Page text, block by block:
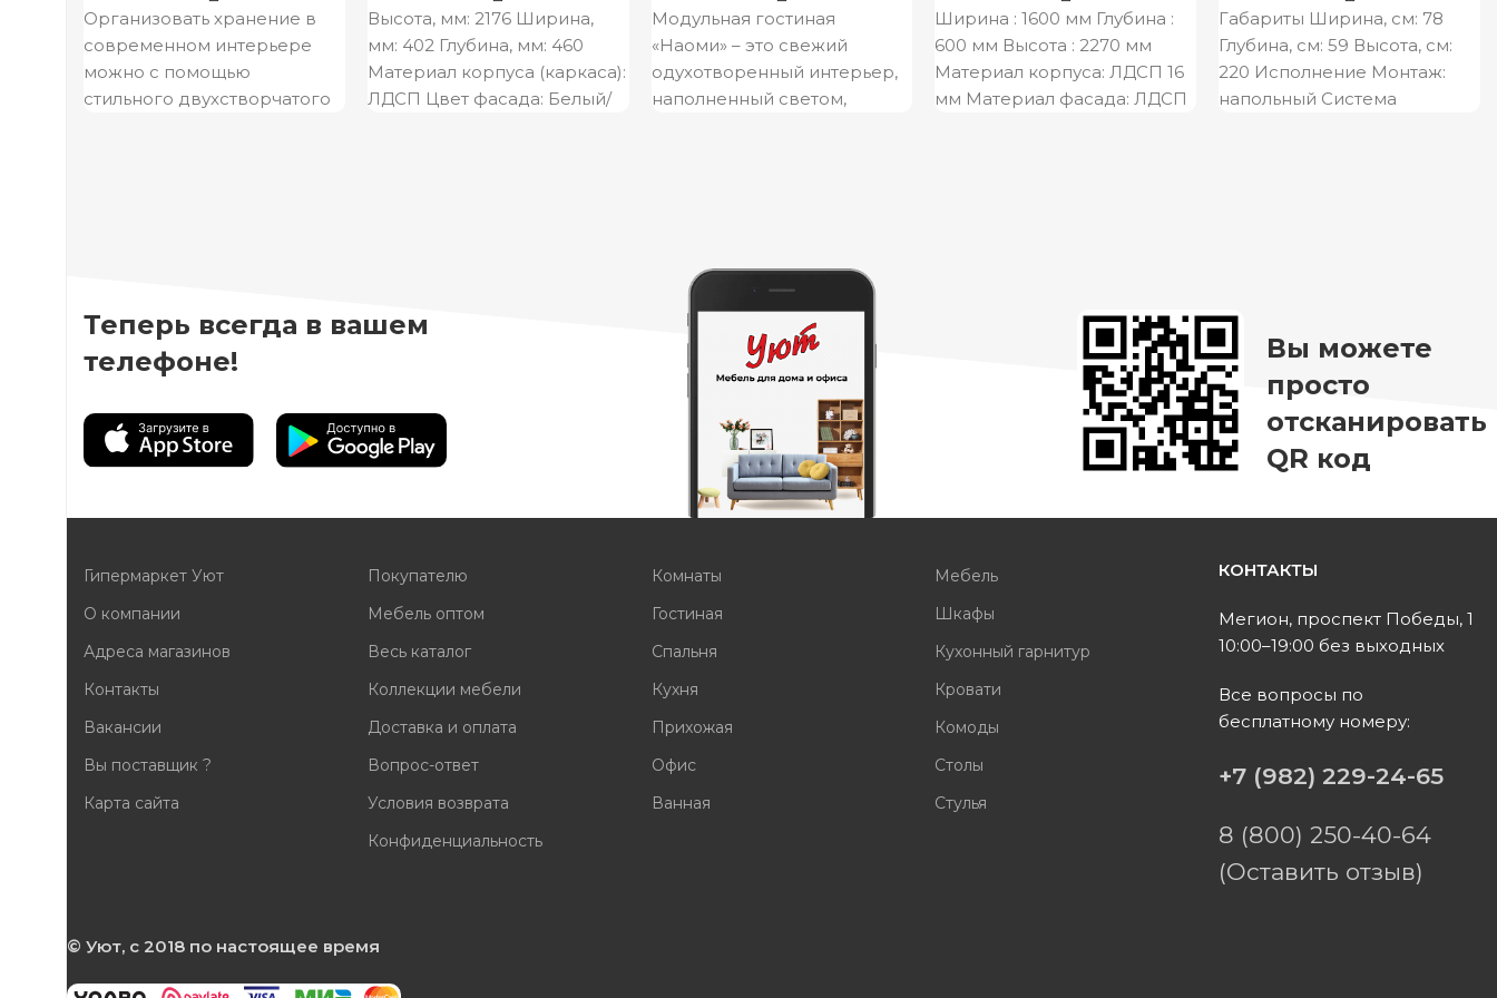
Организовать хранение в
современном интерьере
можно с помощью
стильного двухстворчатого
Высота, мм: 2176 Ширина,
мм: 402 Глубина, мм: 460
Материал корпуса (каркаса):
ЛДСП Цвет фасада: Белый/
Модульная гостиная
«Наоми» – это свежий
одухотворенный интерьер,
наполненный светом,
Ширина : 1600 мм Глубина :
600 мм Высота : 2270 мм
Материал корпуса: ЛДСП 16
мм Материал фасада: ЛДСП
Габариты Ширина, см: 78
Глубина, см: 59 Высота, см:
220 Исполнение Монтаж:
напольный Система
Теперь всегда в вашем
телефоне!
Вы можете
просто
отсканировать
QR код
Гипермаркет Уют
О компании
Адреса магазинов
Контакты
Вакансии
Вы поставщик ?
Карта сайта
Покупателю
Мебель оптом
Весь каталог
Коллекции мебели
Доставка и оплата
Вопрос-ответ
Условия возврата
Конфиденциальность
Комнаты
Гостиная
Спальня
Кухня
Прихожая
Офис
Ванная
Мебель
Шкафы
Кухонный гарнитур
Кровати
Комоды
Столы
Стулья
КОНТАКТЫ
Мегион, проспект Победы, 1
10:00–19:00 без выходных
Все вопросы по
бесплатному номеру:
+7 (982) 229-24-65
8 (800) 250-40-64
(Оставить отзыв)
© Уют, с 2018 по настоящее время